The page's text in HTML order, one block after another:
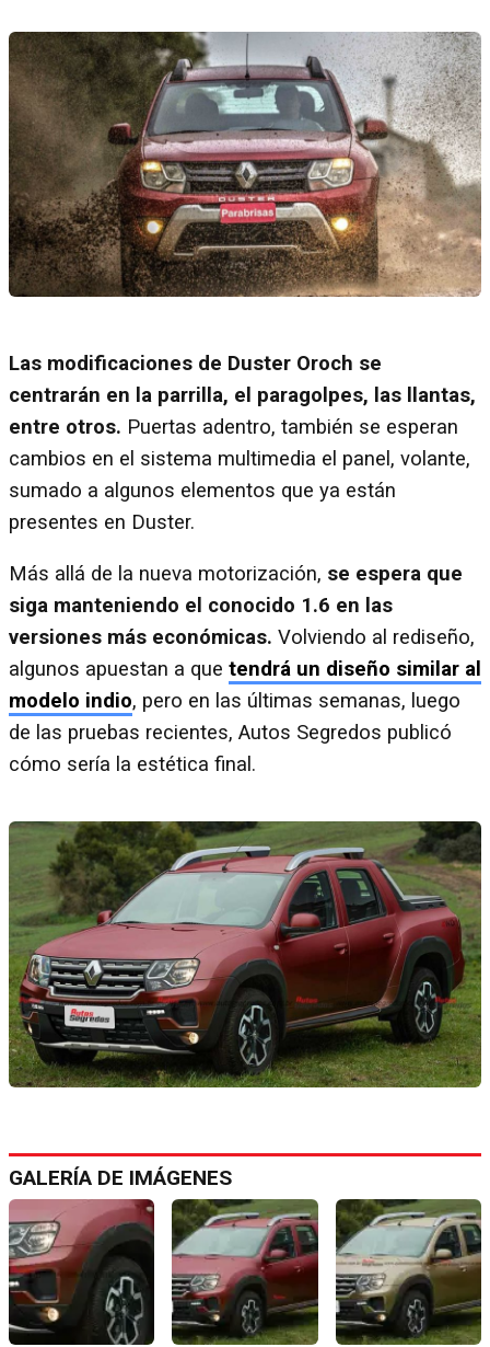
Las modificaciones de Duster Oroch se
centrarán en la parrilla, el paragolpes, las llantas,
entre otros. Puertas adentro, también se esperan
cambios en el sistema multimedia el panel, volante,
sumado a algunos elementos que ya están
presentes en Duster.
Más allá de la nueva motorización, se espera que
siga manteniendo el conocido 1.6 en las
versiones más económicas. Volviendo al rediseño,
algunos apuestan a que tendrá un diseño similar al
modelo indio, pero en las últimas semanas, luego
de las pruebas recientes, Autos Segredos publicó
cómo sería la estética final.
GALERÍA DE IMÁGENES